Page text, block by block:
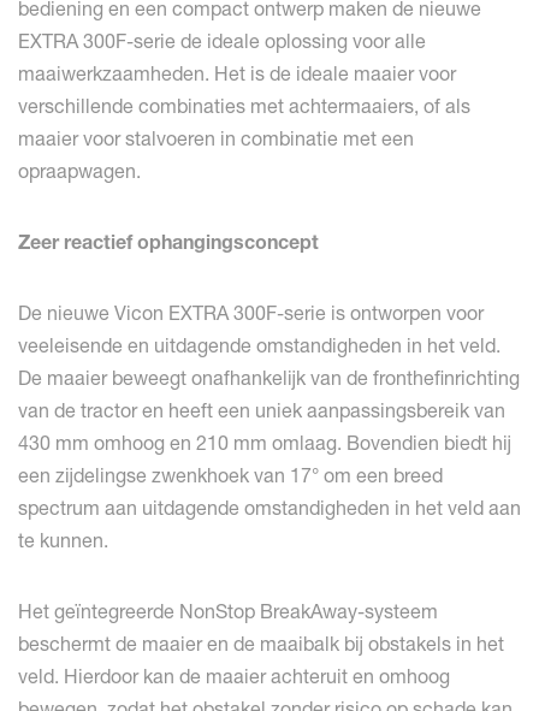
bediening en een compact ontwerp maken de nieuwe
EXTRA 300F-serie de ideale oplossing voor alle
maaiwerkzaamheden. Het is de ideale maaier voor
verschillende combinaties met achtermaaiers, of als
maaier voor stalvoeren in combinatie met een
opraapwagen.
Zeer reactief ophangingsconcept
De nieuwe Vicon EXTRA 300F-serie is ontworpen voor
veeleisende en uitdagende omstandigheden in het veld.
De maaier beweegt onafhankelijk van de fronthefinrichting
van de tractor en heeft een uniek aanpassingsbereik van
430 mm omhoog en 210 mm omlaag. Bovendien biedt hij
een zijdelingse zwenkhoek van 17° om een breed
spectrum aan uitdagende omstandigheden in het veld aan
te kunnen.
Het geïntegreerde NonStop BreakAway-systeem
beschermt de maaier en de maaibalk bij obstakels in het
veld. Hierdoor kan de maaier achteruit en omhoog